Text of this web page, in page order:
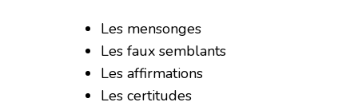
Les mensonges
Les faux semblants
Les affirmations
Les certitudes